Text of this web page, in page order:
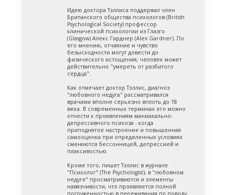
Идею доктора Тэллиса поддержал член
Британского общества психологов (British
Psychological Society) профессор
клинической психологии из Глазго
(Glasgow) Алекс Гарднер (Alex Gardner). По
его мнению, отчаяние и чувство
безысходности могут довести до
физического истощения, человек может
действительно "умереть от разбитого
сердца".
Как отмечает доктор Тэллис, диагноз
"любовного недуга" рассматривался
врачами вполне серьезно вплоть до 18
века. В современных терминах его можно
отнести к проявлениям маниакально-
депрессивного психоза - когда
приподнятое настроение и повышенная
самооценка при определенных условиях
сменяются бессонницей, депрессией и
плаксивостью.
Кроме того, пишет Тэллис в журнале
"Психолог" (The Psychologist), в "любовном
недуге" просматриваются и элементы
навязчивости, что проявляется полной
погруженностью в переживания по поводу